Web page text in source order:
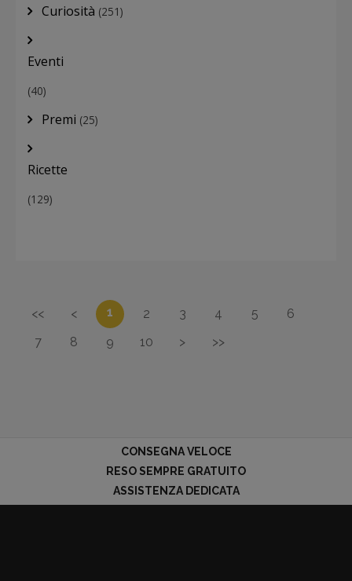
Curiosità (251)
Eventi
(40)
Premi (25)
Ricette
(129)
<< < 1 2 3 4 5
6
7
8 9 10 > >>
CONSEGNA VELOCE
RESO SEMPRE GRATUITO
ASSISTENZA DEDICATA